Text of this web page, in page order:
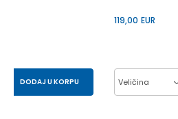
DODAJ U KORPU
119,00 EUR
Veličina